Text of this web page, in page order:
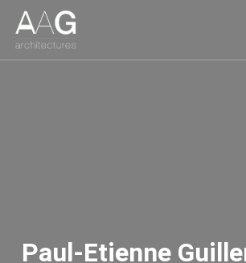
Skip
main
Paul-Etienne